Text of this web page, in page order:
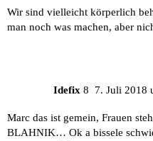
Wir sind vielleicht körperlich
man noch was machen, aber
Idefix 7. Juli 2018
8
Marc das ist gemein, Frauen
BLAHNIK… Ok a bissele